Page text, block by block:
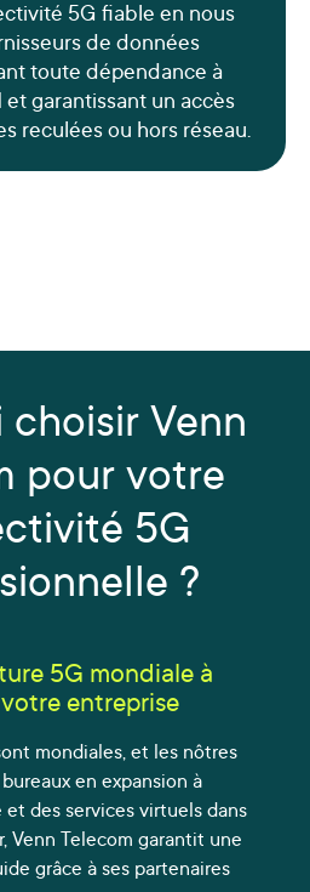
5G fiable en nous
de données
toute dépendance à
et garantissant un accès
reculées ou hors réseau.
choisir Venn
pour votre
5G
?
5G mondiale à
entreprise
mondiales, et les nôtres
en expansion à
et des services virtuels dans
Venn Telecom garantit une
grâce à ses partenaires